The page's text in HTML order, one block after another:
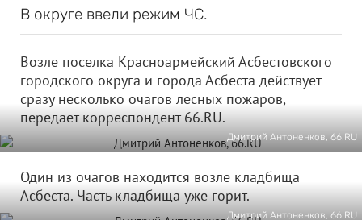
В округе ввели режим ЧС.
Возле поселка Красноармейский Асбестовского
городского округа и города Асбеста действует
сразу несколько очагов лесных пожаров,
передает корреспондент 66.RU.
Дмитрий Антоненков, 66.RU
Один из очагов находится возле кладбища
Асбеста. Часть кладбища уже горит.
Дмитрий Антоненков, 66.RU